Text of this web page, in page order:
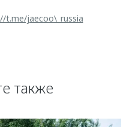
t.me/jaecoo\_russia
также